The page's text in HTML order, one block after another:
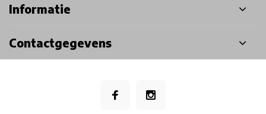
Informatie
Contactgegevens